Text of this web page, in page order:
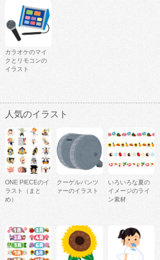
カラオケのマイ
クとリモコンの
イラスト
人気のイラスト
ONE PIECEのイ
ラスト（まと
め）
クーゲルパンツ
ァーのイラスト
いろいろな夏の
イメージのライ
ン素材